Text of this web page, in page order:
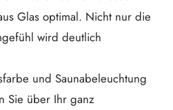
Glas optimal. Nicht nur die
wird deutlich
und Saunabeleuchtung
Sie über Ihr ganz